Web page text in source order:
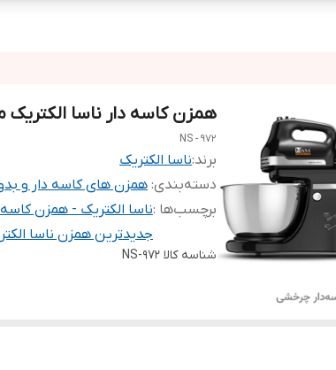
همزن کاسه دار ناسا الکتریک
NS - 972
برند:ناسا الکتریک
دسته‌بندی: همزن های کاسه دار و
برچسب‌ها :ناسا الکتریک - همزن کاسه
جدیدترین همزن ناسا
شناسه کالا NS-972